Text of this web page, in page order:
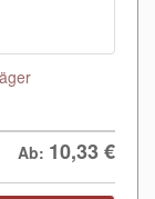
Ab: 10,33€